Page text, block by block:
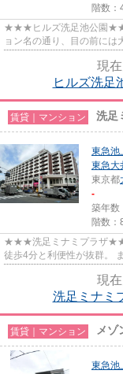
階数：
★★★ヒルズ洗足池公園
ョン名の通り、目の前には
現
ヒルズ洗足
賃貸｜マンション 洗足
東急池
東急大
東京都
-
築年数
階数：
★★★洗足ミナミプラザ
徒歩4分と利便性が抜群。
現
洗足ミナミ
賃貸｜マンション メゾ
東急池